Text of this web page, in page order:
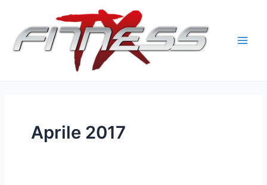
contenuto
Aprile 2017